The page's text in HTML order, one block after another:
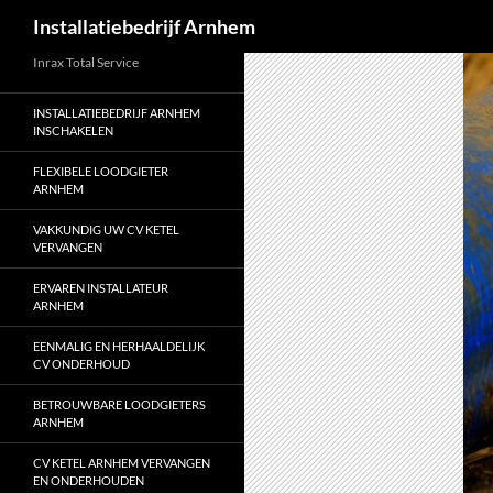
naar
Installatiebedrijf Arnhem
Inrax Total Service
INSTALLATIEBEDRIJF ARNHEM
INSCHAKELEN
FLEXIBELE LOODGIETER
ARNHEM
VAKKUNDIG UW CV KETEL
VERVANGEN
ERVAREN INSTALLATEUR
ARNHEM
EENMALIG EN HERHAALDELIJK
CV ONDERHOUD
BETROUWBARE LOODGIETERS
ARNHEM
CV KETEL ARNHEM VERVANGEN
EN ONDERHOUDEN